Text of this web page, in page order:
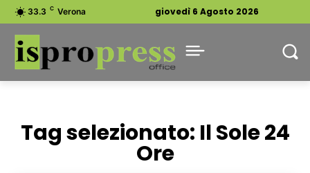
33.3 C Verona giovedì 6 Agosto 2026
Tag selezionato: Il Sole 24
Ore